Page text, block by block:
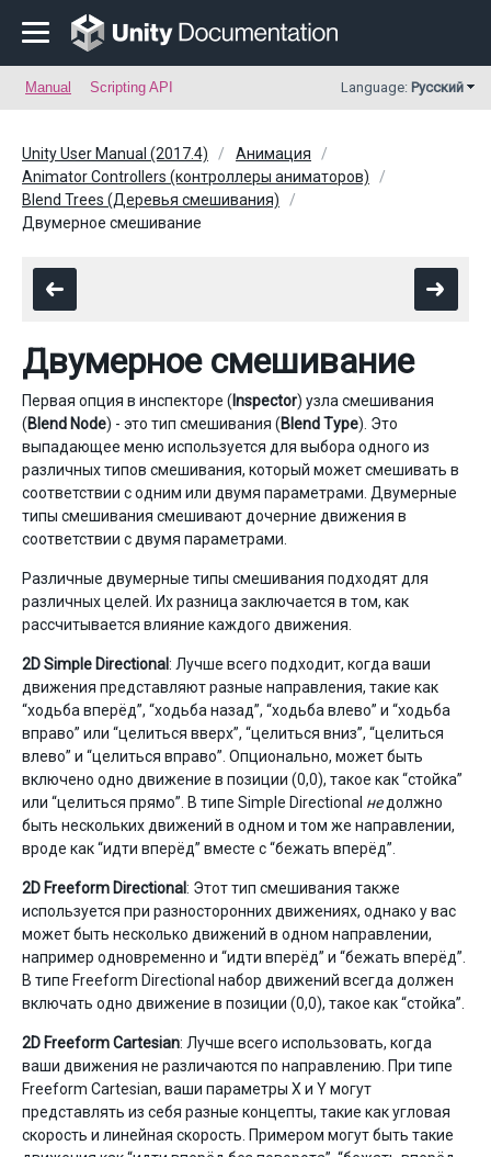
Manual Scripting API Language: Русский
Unity User Manual (2017.4)
Анимация
Animator Controllers (контроллеры аниматоров)
Blend Trees (Деревья смешивания)
Двумерное смешивание
Двумерное смешивание
Первая опция в инспекторе ( Inspector) узла смешивания
(Blend Node) - это тип смешивания (Blend Type). Это
выпадающее меню используется для выбора одного из
различных типов смешивания, который может смешивать в
соответствии с одним или двумя параметрами. Двумерные
типы смешивания смешивают дочерние движения в
соответствии с двумя параметрами.
Различные двумерные типы смешивания подходят для
различных целей. Их разница заключается в том, как
рассчитывается влияние каждого движения.
2D Simple Directional: Лучше всего подходит, когда ваши
движения представляют разные направления, такие как
“ходьба вперёд”, “ходьба назад”, “ходьба влево” и “ходьба
вправо” или “целиться вверх”, “целиться вниз”, “целиться
влево” и “целиться вправо”. Опционально, может быть
включено одно движение в позиции (0,0), такое как “стойка”
или “целиться прямо”. В типе Simple Directional недолжно
быть нескольких движений в одном и том же направлении,
вроде как “идти вперёд” вместе с “бежать вперёд”.
2D Freeform Directional: Этот тип смешивания также
используется при разносторонних движениях, однако у вас
может быть несколько движений в одном направлении,
например одновременно и “идти вперёд” и “бежать вперёд”.
В типе Freeform Directional набор движений всегда должен
включать одно движение в позиции (0,0), такое как “стойка”.
2D Freeform Cartesian: Лучше всего использовать, когда
ваши движения не различаются по направлению. При типе
Freeform Cartesian, ваши параметры X и Y могут
представлять из себя разные концепты, такие как угловая
скорость и линейная скорость. Примером могут быть такие